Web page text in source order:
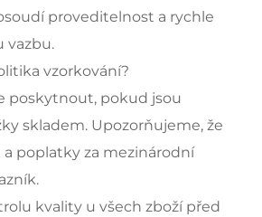
proveditelnost a rychle
vazbu.
vzorkování?
poskytnout, pokud jsou
skladem. Upozorňujeme, že
a poplatky za mezinárodní
kvality u všech zboží před